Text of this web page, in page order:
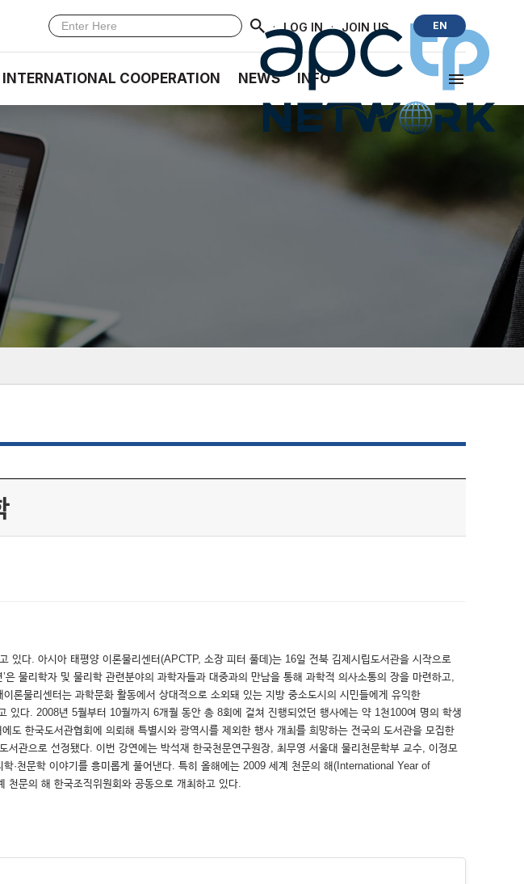
· LOG IN · JOIN US EN
INTERNATIONAL COOPERATION NEWS INFO
있다. 아시아 태평양 이론물리센터(APCTP, 소장 피터 풀데)는 16일 전북 김제시립도서관을 시작으로
물리학자 및 물리학 관련분야의 과학자들과 대중과의 만남을 통해 과학적 의사소통의 장을 마련하고,
론물리센터는 과학문화 활동에서 상대적으로 소외돼 있는 지방 중소도시의 시민들에게 유익한
있다. 2008년 5월부터 10월까지 6개월 동안 총 8회에 걸쳐 진행되었던 행사에는 약 1천100여 명의 학생
한국도서관협회에 의뢰해 특별시와 광역시를 제외한 행사 개최를 희망하는 전국의 도서관을 모집한
관으로 선정됐다. 이번 강연에는 박석재 한국천문연구원장, 최무영 서울대 물리천문학부 교수, 이정모
·천문학 이야기를 흥미롭게 풀어낸다. 특히 올해에는 2009 세계 천문의 해(International Year of
문의 해 한국조직위원회와 공동으로 개최하고 있다.